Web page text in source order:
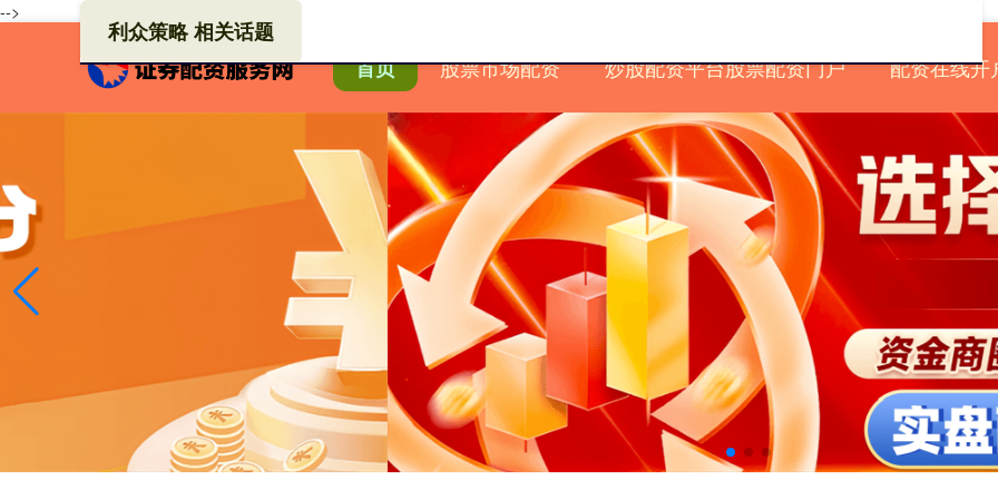
-->
首页 股票市场配资 炒股配资平台股票配资门户 配资在线开
利众策略 相关话题